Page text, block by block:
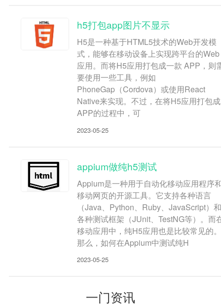
h5打包app图片不显示
H5是一种基于HTML5技术的Web开发模
式，能够在移动设备上实现跨平台的Web
应用。而将H5应用打包成一款 APP，则
要使用一些工具，例如
PhoneGap（Cordova）或使用React
Native来实现。不过，在将H5应用打包成
APP的过程中，可
2023-05-25
appium做纯h5测试
Appium是一种用于自动化移动应用程序
移动网页的开源工具。它支持各种语言
（Java、Python、Ruby、JavaScript）和
各种测试框架（JUnit、TestNG等）。而
移动应用中，纯H5应用也是比较常见的。
那么，如何在Appium中测试纯H
2023-05-25
一门资讯